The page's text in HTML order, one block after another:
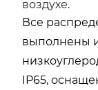
воздухе.
Все
выполнены
IP65,